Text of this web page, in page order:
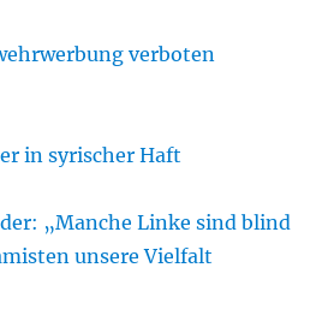
verboten
in syrischer Haft
„Manche Linke sind blind
unsere Vielfalt